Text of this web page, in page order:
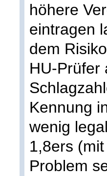
höhere
eintragen
dem
HU-Prüfer
Kennung
wenig
1,8ers
Problem